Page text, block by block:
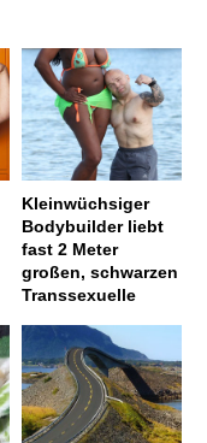
Kleinwüchsiger
Bodybuilder liebt
fast 2 Meter
großen, schwarzen
Transsexuelle